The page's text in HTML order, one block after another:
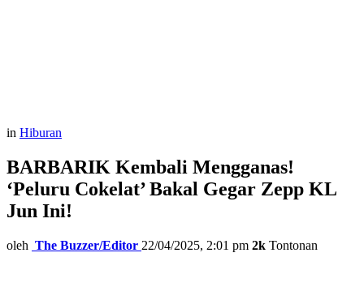
in Hiburan
BARBARIK Kembali Mengganas!
‘Peluru Cokelat’ Bakal Gegar Zepp KL
Jun Ini!
oleh The Buzzer/Editor 22/04/2025, 2:01 pm 2k Tontonan